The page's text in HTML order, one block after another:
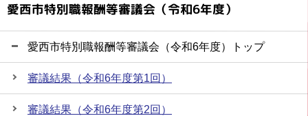
愛西市特別職報酬等審議会（令和6年度）
愛西市特別職報酬等審議会（令和6年度）トップ
審議結果（令和6年度第1回）
審議結果（令和6年度第2回）